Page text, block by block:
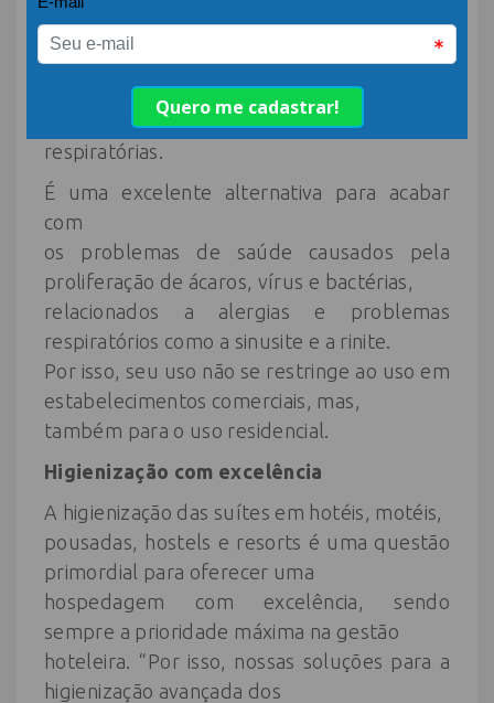
de
ambientes que apenas camuflam
temporariamente o problema. Previne
respiratórias.
É uma excelente alternativa para acabar
com
os problemas de saúde causados pela
proliferação de ácaros, vírus e bactérias,
relacionados a alergias e problemas
respiratórios como a sinusite e a rinite.
Por isso, seu uso não se restringe ao uso em
estabelecimentos comerciais, mas,
também para o uso residencial.
Higienização com excelência
A higienização das suítes em hotéis, motéis,
pousadas, hostels e resorts é uma questão
primordial para oferecer uma
hospedagem com excelência, sendo
sempre a prioridade máxima na gestão
hoteleira. “Por isso, nossas soluções para a
higienização avançada dos